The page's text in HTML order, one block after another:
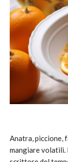
Anatra, piccione,
mangiare volatili.